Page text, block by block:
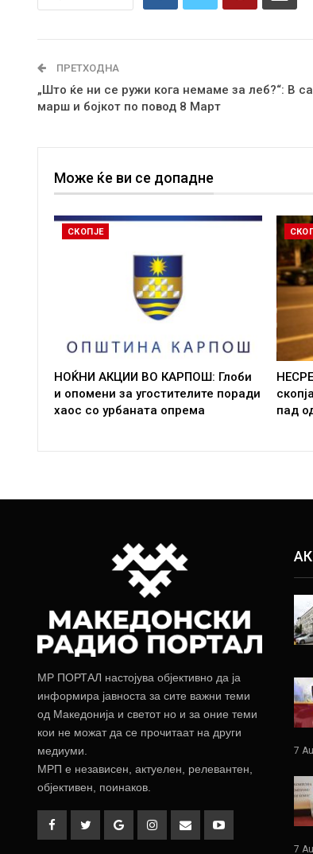
ПРЕТХОДНА
„Што ќе ни се ружи кога немаме за леб?“: В
марш и бојкот по повод 8 Март
Може ќе ви се допадне
СКОПЈЕ
НОЌНИ АКЦИИ ВО КАРПОШ: Глоби
и опомени за угостителите поради
хаос со урбаната опрема
пад
МР ПОРТАЛ настојува објективно да ја
информира јавноста за сите важни теми
од Македонија и светот но и за оние теми
кои не можат да се прочитаат на други
медиуми.
МРП е независен, актуелен, релевантен,
објективен, поинаков.
7
7